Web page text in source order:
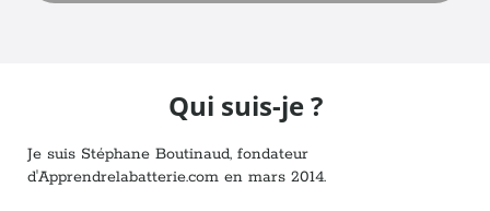
Qui suis-je ?
Je suis Stéphane Boutinaud, fondateur
d'Apprendrelabatterie.com en mars 2014.